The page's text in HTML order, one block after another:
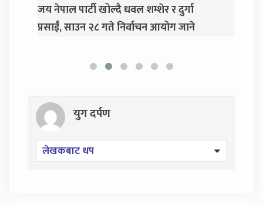
जय नेपाल पार्टी खोल्दै धवल शम्शेर र दुर्गा
प्रसाईं, साउन २८ गते निर्वाचन आयोग जाने
युग दर्पण
लेखकबाट थप